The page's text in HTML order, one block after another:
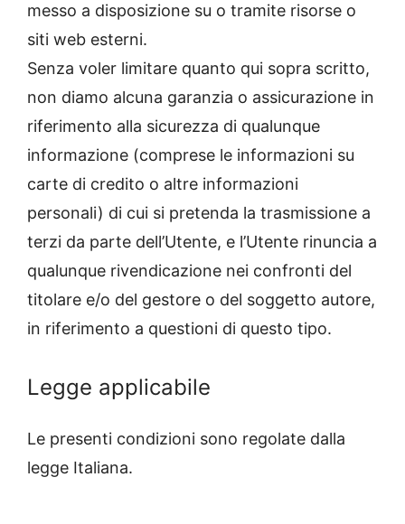
messo a disposizione su o tramite risorse o
siti web esterni.
Senza voler limitare quanto qui sopra scritto,
non diamo alcuna garanzia o assicurazione in
riferimento alla sicurezza di qualunque
informazione (comprese le informazioni su
carte di credito o altre informazioni
personali) di cui si pretenda la trasmissione a
terzi da parte dell’Utente, e l’Utente rinuncia a
qualunque rivendicazione nei confronti del
titolare e/o del gestore o del soggetto autore,
in riferimento a questioni di questo tipo.
Legge applicabile
Le presenti condizioni sono regolate dalla
legge Italiana.